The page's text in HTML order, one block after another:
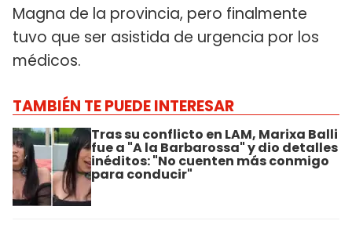
Magna de la provincia, pero finalmente
tuvo que ser asistida de urgencia por los
médicos.
TAMBIÉN TE PUEDE INTERESAR
Tras su conflicto en LAM, Marixa Balli
fue a "A la Barbarossa" y dio detalles
inéditos: "No cuenten más conmigo
para conducir"